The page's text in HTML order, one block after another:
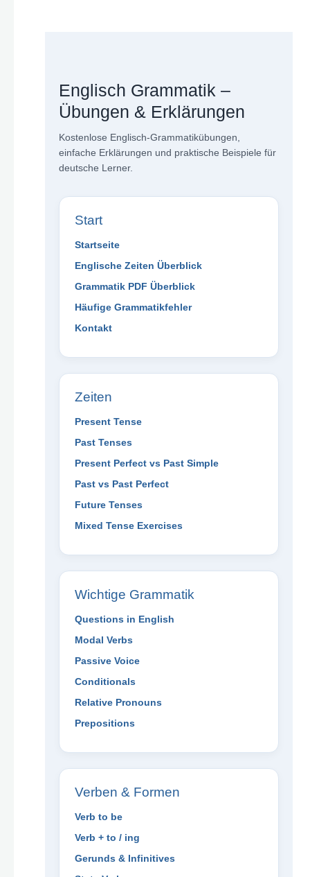
Englisch Grammatik –
Übungen & Erklärungen
Kostenlose Englisch-Grammatikübungen,
einfache Erklärungen und praktische Beispiele für
deutsche Lerner.
Start
Startseite
Englische Zeiten Überblick
Grammatik PDF Überblick
Häufige Grammatikfehler
Kontakt
Zeiten
Present Tense
Past Tenses
Present Perfect vs Past Simple
Past vs Past Perfect
Future Tenses
Mixed Tense Exercises
Wichtige Grammatik
Questions in English
Modal Verbs
Passive Voice
Conditionals
Relative Pronouns
Prepositions
Verben & Formen
Verb to be
Verb + to / ing
Gerunds & Infinitives